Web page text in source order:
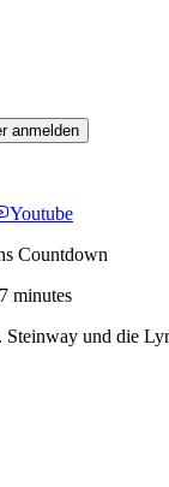
anmelden
Youtube
Countdown
minutes
und die